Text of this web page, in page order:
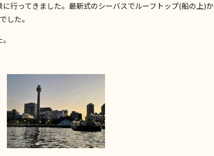
行ってきました。最新式のシーバスでルーフトップ(船の上)か
した。